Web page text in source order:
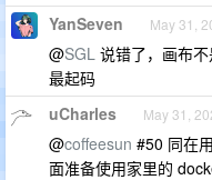
YanSeven May 31,
@SGL 说错了，画布
最起码
uCharles May 31,
@coffeesun #50 同在
面准备使用家里的